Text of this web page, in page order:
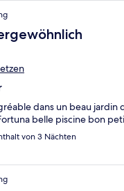
dans un beau jardin
belle piscine bon
von 3 Nächten